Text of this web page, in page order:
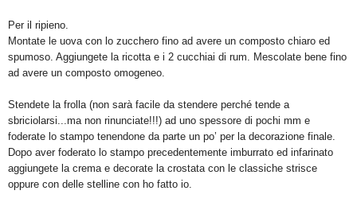
Per il ripieno.
Montate le uova con lo zucchero fino ad avere un composto chiaro ed
spumoso. Aggiungete la ricotta e i 2 cucchiai di rum. Mescolate bene fino
ad avere un composto omogeneo.
Stendete la frolla (non sarà facile da stendere perché tende a
sbriciolarsi...ma non rinunciate!!!) ad uno spessore di pochi mm e
foderate lo stampo tenendone da parte un po’ per la decorazione finale.
Dopo aver foderato lo stampo precedentemente imburrato ed infarinato
aggiungete la crema e decorate la crostata con le classiche strisce
oppure con delle stelline con ho fatto io.